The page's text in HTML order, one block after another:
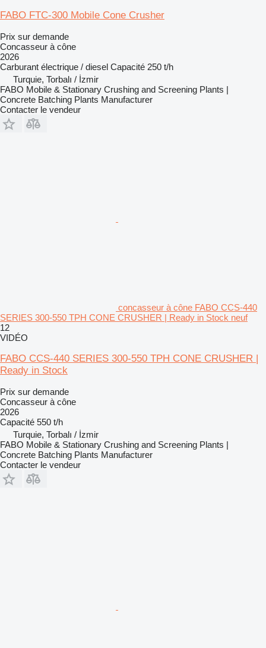
FABO FTC-300 Mobile Cone Crusher
Prix sur demande
Concasseur à cône
2026
Carburant électrique / diesel Capacité 250 t/h
Turquie, Torbalı / İzmir
FABO Mobile & Stationary Crushing and Screening Plants |
Concrete Batching Plants Manufacturer
Contacter le vendeur
concasseur à cône FABO CCS-440
SERIES 300-550 TPH CONE CRUSHER | Ready in Stock neuf
12
VIDÉO
FABO CCS-440 SERIES 300-550 TPH CONE CRUSHER |
Ready in Stock
Prix sur demande
Concasseur à cône
2026
Capacité 550 t/h
Turquie, Torbalı / İzmir
FABO Mobile & Stationary Crushing and Screening Plants |
Concrete Batching Plants Manufacturer
Contacter le vendeur